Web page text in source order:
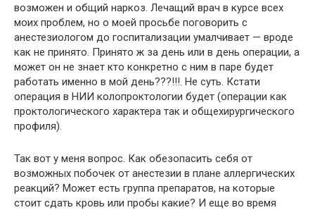
возможен и общий наркоз. Лечащий врач в курсе всех
моих проблем, но о моей просьбе поговорить с
анестезиологом до госпитализации умалчивает — вроде
как не принято. Принято ж за день или в день операции, а
может он не знает кто конкретно с ним в паре будет
работать именно в мой день???!!!. Не суть. Кстати
операция в НИИ колопроктологии будет (операции как
проктологического характера так и общехирургического
профиля).
Так вот у меня вопрос. Как обезопасить себя от
возможных побочек от анестезии в плане аллергических
реакций? Может есть группа препаратов, на которые
стоит сдать кровь или пробы какие? И еще во время